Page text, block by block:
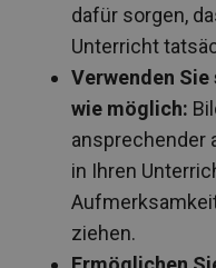
dafür sorgen,
Unterricht
Verwenden
wie möglich:
ansprechender
in Ihren
ziehen.